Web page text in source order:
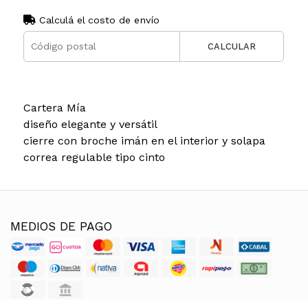
Calculá el costo de envío
CALCULAR
Cartera Mía
diseño elegante y versátil
cierre con broche imán en el interior y solapa
correa regulable tipo cinto
MEDIOS DE PAGO